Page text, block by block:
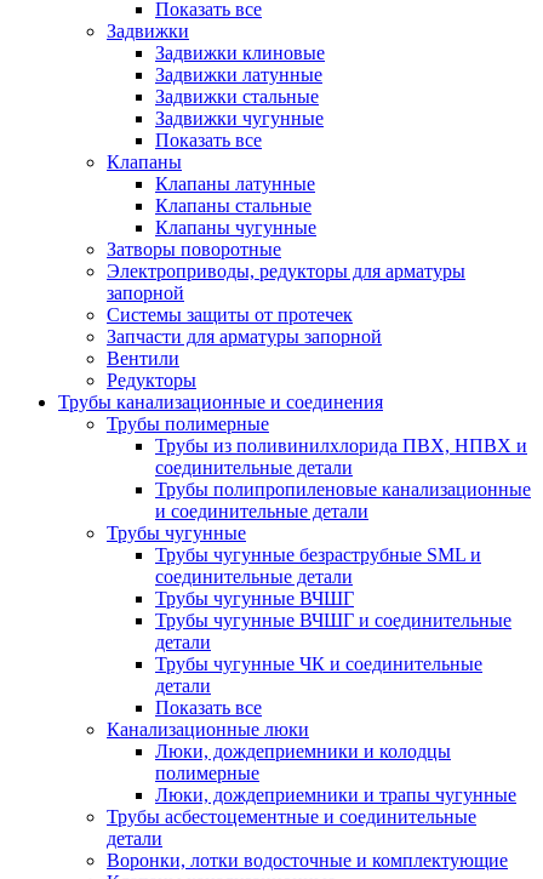
Показать все
Задвижки
Задвижки клиновые
Задвижки латунные
Задвижки стальные
Задвижки чугунные
Показать все
Клапаны
Клапаны латунные
Клапаны стальные
Клапаны чугунные
Затворы поворотные
Электроприводы, редукторы для арматуры
запорной
Системы защиты от протечек
Запчасти для арматуры запорной
Вентили
Редукторы
Трубы канализационные и соединения
Трубы полимерные
Трубы из поливинилхлорида ПВХ, НПВХ и
соединительные детали
Трубы полипропиленовые канализационные
и соединительные детали
Трубы чугунные
Трубы чугунные безраструбные SML и
соединительные детали
Трубы чугунные ВЧШГ
Трубы чугунные ВЧШГ и соединительные
детали
Трубы чугунные ЧК и соединительные
детали
Показать все
Канализационные люки
Люки, дождеприемники и колодцы
полимерные
Люки, дождеприемники и трапы чугунные
Трубы асбестоцементные и соединительные
детали
Воронки, лотки водосточные и комплектующие